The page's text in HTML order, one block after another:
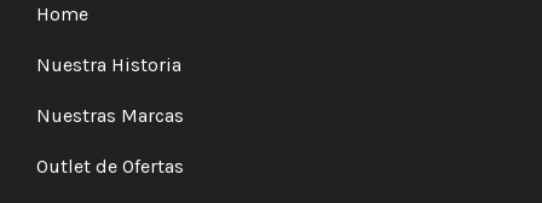
Home
Nuestra Historia
Nuestras Marcas
Outlet de Ofertas